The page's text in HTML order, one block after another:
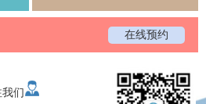
在线预约
们